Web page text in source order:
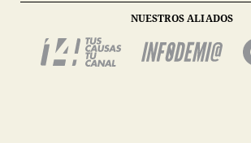
NUESTROS ALIADOS